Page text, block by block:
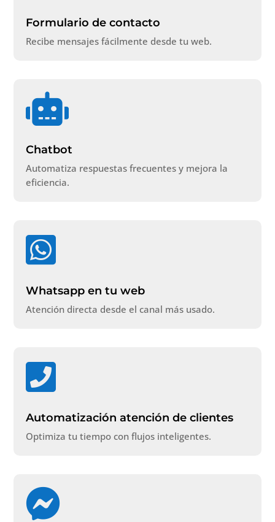
Formulario de contacto
Recibe mensajes fácilmente desde tu web.

Chatbot
Automatiza respuestas frecuentes y mejora la
eficiencia.

Whatsapp en tu web
Atención directa desde el canal más usado.

Automatización atención de clientes
Optimiza tu tiempo con flujos inteligentes.
